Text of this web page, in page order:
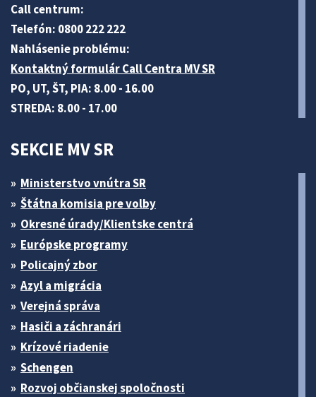
Call centrum:
Telefón: 0800 222 222
Nahlásenie problému:
Kontaktný formulár Call Centra MV SR
PO, UT, ŠT, PIA: 8.00 - 16.00
STREDA: 8.00 - 17.00
SEKCIE MV SR
Ministerstvo vnútra SR
Štátna komisia pre volby
Okresné úrady/Klientske centrá
Európske programy
Policajný zbor
Azyl a migrácia
Verejná správa
Hasiči a záchranári
Krízové riadenie
Schengen
Rozvoj občianskej spoločnosti